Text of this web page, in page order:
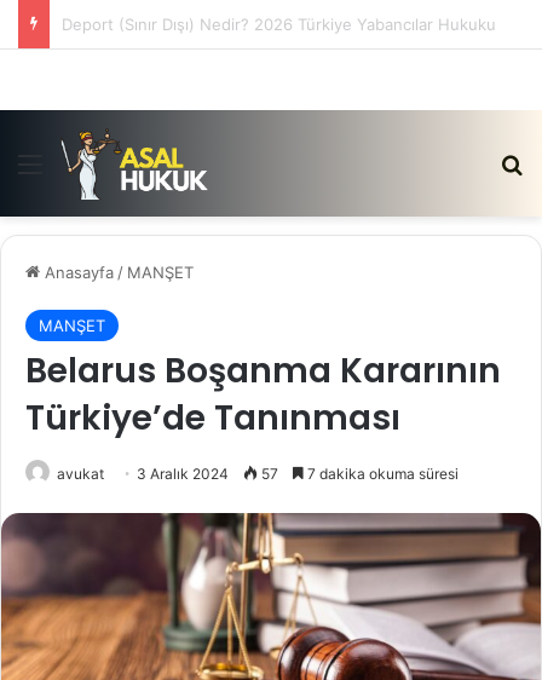
Satış Vaadi Sözleşmesi İptali Nedir?
Menü
Anasayfa / MANŞET
MANŞET
Belarus Boşanma Kararının
Türkiye’de Tanınması
avukat 3 Aralık 2024 57 7 dakika okuma süresi